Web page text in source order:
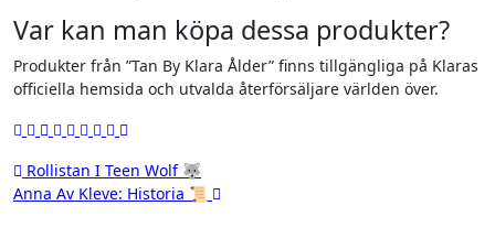
Var kan man köpa dessa produkter?
Produkter från ”Tan By Klara Ålder” finns tillgängliga på Klaras
officiella hemsida och utvalda återförsäljare världen över.
Inläggsnavigering
Rollistan I Teen Wolf 🐺
Anna Av Kleve: Historia 📜